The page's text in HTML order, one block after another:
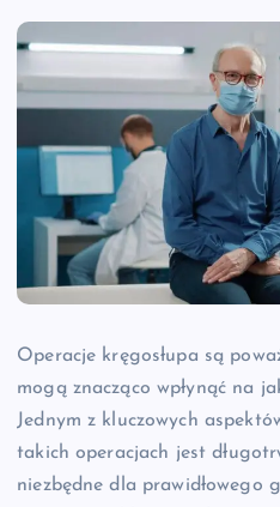
Operacje kręgosłupa są
mogą znacząco wpłynąć na
Jednym z kluczowych
takich operacjach jest
niezbędne dla prawidłowego